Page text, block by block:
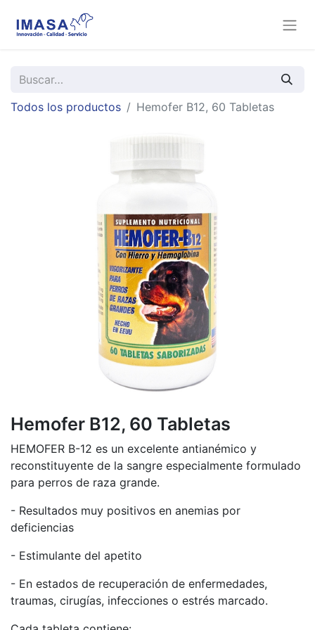
Todos los productos Hemofer B12, 60 Tabletas
Hemofer B12, 60 Tabletas
HEMOFER B-12 es un excelente antianémico y
reconstituyente de la sangre especialmente formulado
para perros de raza grande.
- Resultados muy positivos en anemias por
deficiencias
- Estimulante del apetito
- En estados de recuperación de enfermedades,
traumas, cirugías, infecciones o estrés marcado.